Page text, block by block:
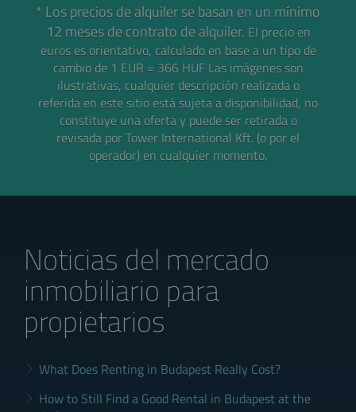
* Los precios de alquiler se basan en un mínimo
12 meses de contrato de alquiler. El precio en
euros es orientativo, calculado en base a un tipo de
cambio de 1 EUR = 366 HUF Las imágenes son
ilustrativas, cualquier descripción realizada o
referida en este sitio está sujeta a disponibilidad, no
constituye una oferta y puede ser retirada o
revisada por Tower International Kft. (o por el
operador) en cualquier momento.
Noticias del mercado
inmobiliario para
propietarios
What Does Renting in Budapest Really Cost?
How to Still Find a Good Rental in Budapest at the